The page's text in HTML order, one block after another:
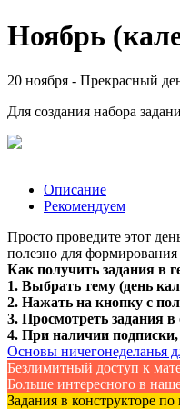
Ноябрь
20 ноября - Прекрасный
Для создания набора
Описание
Рекомендуем
Просто проведите этот
полезно для
Как получить задания в
1. Выбрать тему (день
2. Нажать на кнопку с
3. Просмотреть задания
4. При наличии подписки,
Основы ничегонеделанья
Безлимитный доступ к
Больше интересного в
Задания в конструкторе